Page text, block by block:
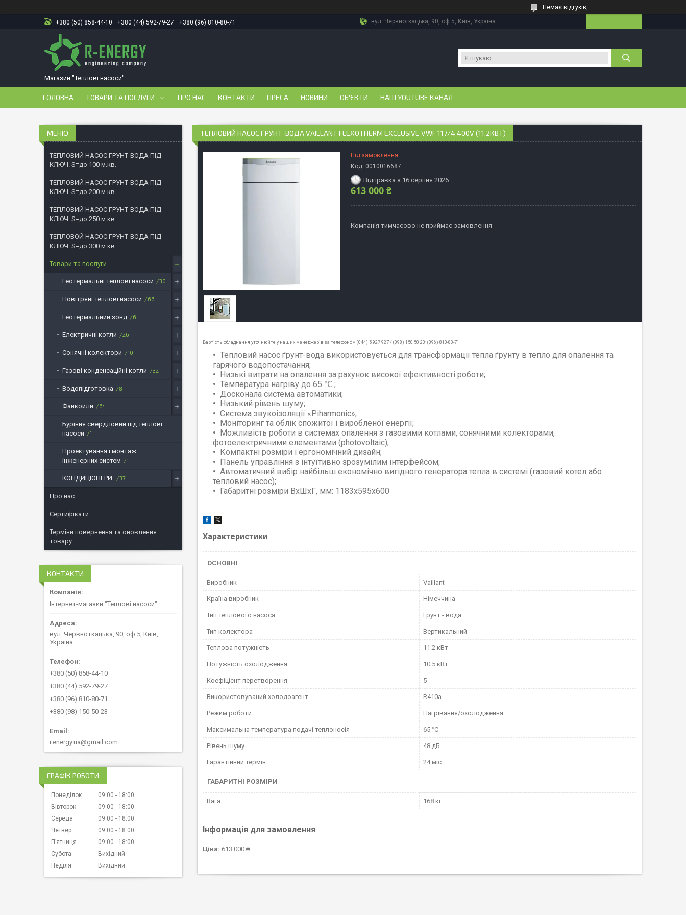
Немає відгуків,
+380 (50) 858-44-10 +380 (44) 592-79-27 +380 (96) 810-80-71 вул. Червноткацька, 90, оф.5, Київ, Україна
Магазин "Теплові насоси"
ГОЛОВНА ТОВАРИ ТА ПОСЛУГИ ПРО НАС КОНТАКТИ ПРЕСА НОВИНИ ОБ'ЄКТИ НАШ YOUTUBE КАНАЛ
ТЕПЛОВИЙ НАСОС ҐРУНТ-ВОДА VAILLANT FLEXOTHERM EXCLUSIVE VWF 117/4 400V (11,2КВТ)
Під замовлення
Код: 0010016687
Відправка з 16 серпня 2026
613 000 ₴
Компанія тимчасово не приймає замовлення
Вартість обладнання уточнюйте у наших менеджерів за телефоном (044) 5 927 927 / (098) 150 50 23; (096) 810-80-71
Тепловий насос ґрунт-вода використовується для трансформації тепла ґрунту в тепло для опалення та
гарячого водопостачання;
Низькі витрати на опалення за рахунок високої ефективності роботи;
Температура нагріву до 65 ℃ ;
Досконала система автоматики;
Низький рівень шуму;
Система звукоізоляції «Piharmonic»;
Моніторинг та облік спожитої і виробленої енергії;
Можливість роботи в системах опалення з газовими котлами, сонячними колекторами,
фотоелектричними елементами (photovoltaic);
Компактні розміри і ергономічний дизайн;
Панель управління з інтуїтивно зрозумілим інтерфейсом;
Автоматичний вибір найбільш економічно вигідного генератора тепла в системі (газовий котел або
тепловий насос);
Габаритні розміри ВхШхГ, мм: 1183х595х600
Характеристики
ОСНОВНІ
Виробник Vaillant
Країна виробник Німеччина
Тип теплового насоса Грунт - вода
Тип колектора Вертикальний
Теплова потужність 11.2 кВт
Потужність охолодження 10.5 кВт
Коефіцієнт перетворення 5
Використовуваний холодоагент R410a
Режим роботи Нагрівання/охолодження
Максимальна температура подачі теплоносія 65 °С
Рівень шуму 48 дБ
Гарантійний термін 24 міс
ГАБАРИТНІ РОЗМІРИ
Вага 168 кг
Інформація для замовлення
Ціна: 613 000 ₴
ТЕПЛОВИЙ НАСОС ГРУНТ-ВОДА ПІД
КЛЮЧ. S=до 100 м.кв.
ТЕПЛОВИЙ НАСОС ГРУНТ-ВОДА ПІД
КЛЮЧ. S=до 200 м.кв.
ТЕПЛОВИЙ НАСОС ГРУНТ-ВОДА ПІД
КЛЮЧ. S=до 250 м.кв.
ТЕПЛОВОЙ НАСОС ГРУНТ-ВОДА ПІД
КЛЮЧ. S=до 300 м.кв.
Товари та послуги
Геотермальні теплові насоси 30
Повітряні теплові насоси 66
Геотермальний зонд 6
Електричні котли 26
Сонячні колектори 10
Газові конденсаційні котли 32
Водопідготовка 8
Фанкойли 64
Буріння свердловин під теплові
насоси
1
Проектування і монтаж
інженерних систем
1
КОНДИЦІОНЕРИ 37
Про нас
Сертифікати
Терміни повернення та оновлення
товару
КОНТАКТИ
Інтернет-магазин "Теплові насоси"
вул. Червноткацька, 90, оф.5, Київ,
Україна
+380 (50) 858-44-10
+380 (44) 592-79-27
+380 (96) 810-80-71
+380 (98) 150-50-23
r.energy.ua@gmail.com
ГРАФІК РОБОТИ
Понеділок 09:00
18:00
Вівторок
09:00
18:00
Середа
09:00
18:00
Четвер
09:00
18:00
Пʼятниця
09:00
18:00
Субота
Вихідний
Неділя
Вихідний